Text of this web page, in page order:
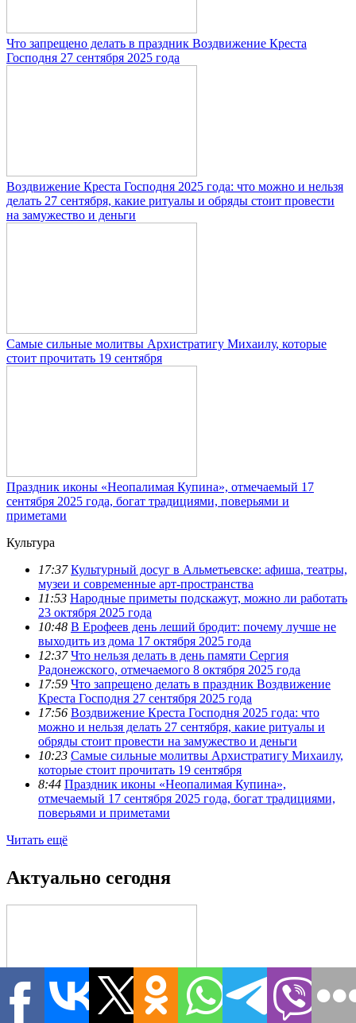
Что запрещено делать в праздник Воздвижение Креста
Господня 27 сентября 2025 года
Воздвижение Креста Господня 2025 года: что можно и нельзя
делать 27 сентября, какие ритуалы и обряды стоит провести
на замужество и деньги
Самые сильные молитвы Архистратигу Михаилу, которые
стоит прочитать 19 сентября
Праздник иконы «Неопалимая Купина», отмечаемый 17
сентября 2025 года, богат традициями, поверьями и
приметами
Культура
17:37 Культурный досуг в Альметьевске: афиша, театры,
музеи и современные арт-пространства
11:53 Народные приметы подскажут, можно ли работать
23 октября 2025 года
10:48 В Ерофеев день леший бродит: почему лучше не
выходить из дома 17 октября 2025 года
12:37 Что нельзя делать в день памяти Сергия
Радонежского, отмечаемого 8 октября 2025 года
17:59 Что запрещено делать в праздник Воздвижение
Креста Господня 27 сентября 2025 года
17:56 Воздвижение Креста Господня 2025 года: что
можно и нельзя делать 27 сентября, какие ритуалы и
обряды стоит провести на замужество и деньги
10:23 Самые сильные молитвы Архистратигу Михаилу,
которые стоит прочитать 19 сентября
8:44 Праздник иконы «Неопалимая Купина»,
отмечаемый 17 сентября 2025 года, богат традициями,
поверьями и приметами
Читать ещё
Актуально сегодня